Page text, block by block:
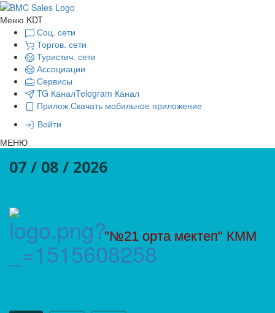
Меню KDT
Соц. сети
Торгов. сети
Туристич. сети
Ассоциации
Сервисы
TG КаналTelegram Канал
Прилож.Скачать мобильное приложение
Войти
МЕНЮ
07 / 08 / 2026
"№21 орта мектеп" КММ